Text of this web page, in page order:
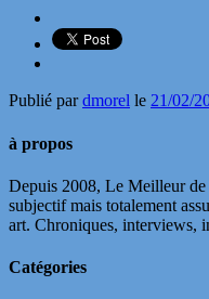
Publié pardmorel le 21/02/
à propos
Depuis 2008, Le Meilleur
subjectif mais totalement
art. Chroniques, interviews,
Catégories